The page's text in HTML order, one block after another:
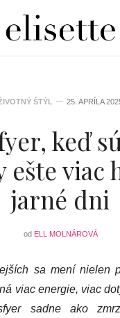
ŠTÝL 25. APRÍLA
keď
ešte viac
jarné dni
od ELL MOLNÁROVÁ
sa mení nielen
viac energie, viac
sadne ako